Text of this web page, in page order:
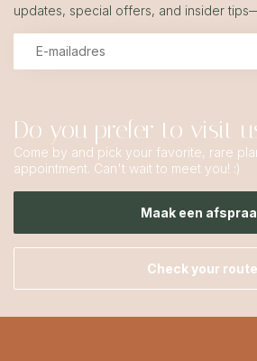
Do you prefer to visit
Come by and pick your favorite, rare
appointment. Can't wait to meet you! :)
Maak een
Check your route
updates, special offers, and insider